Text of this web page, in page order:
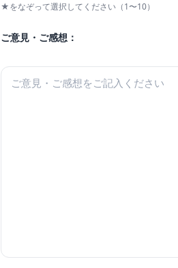
★をなぞって選択してください（1〜10）
ご意見・ご感想：